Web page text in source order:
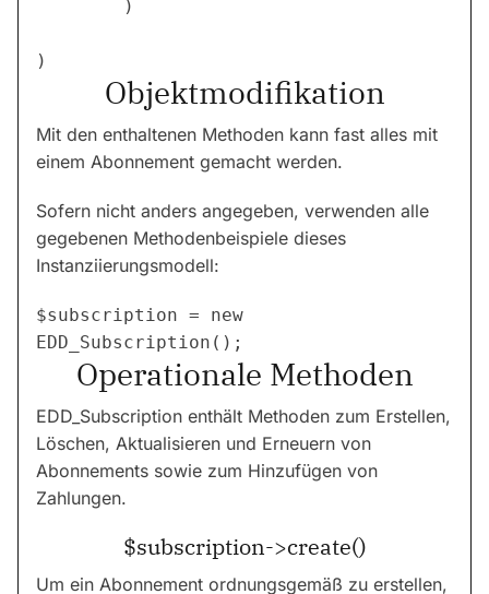
Objektmodifikation
Mit den enthaltenen Methoden kann fast alles mit
einem Abonnement gemacht werden.
Sofern nicht anders angegeben, verwenden alle
gegebenen Methodenbeispiele dieses
Instanziierungsmodell:
$subscription = new
Operationale Methoden
EDD_Subscription enthält Methoden zum Erstellen,
Löschen, Aktualisieren und Erneuern von
Abonnements sowie zum Hinzufügen von
Zahlungen.
$subscription->create()
Um ein Abonnement ordnungsgemäß zu erstellen,